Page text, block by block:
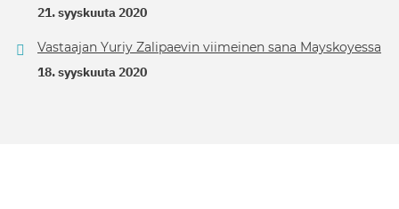
21. syyskuuta 2020
Vastaajan Yuriy Zalipaevin viimeinen sana Mayskoyessa
18. syyskuuta 2020